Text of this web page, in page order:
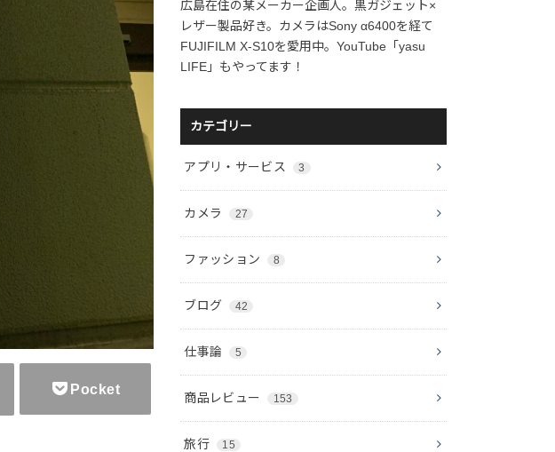
Pocket
広島在住の某メーカー企画人。黒ガジェット×
レザー製品好き。カメラはSony α6400を経て
FUJIFILM X-S10を愛用中。YouTube「yasu
LIFE」もやってます！
カテゴリー
アプリ・サービス 3
カメラ 27
ファッション 8
ブログ 42
仕事論 5
商品レビュー 153
旅行 15